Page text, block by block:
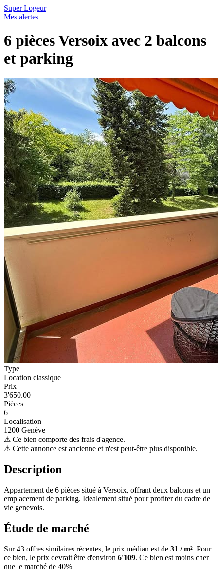
Super Logeur
Mes alertes
6 pièces Versoix avec 2 balcons
et parking
Type
Location classique
Prix
3'650.00
Pièces
6
Localisation
1200 Genève
⚠ Ce bien comporte des frais d'agence.
⚠ Cette annonce est ancienne et n'est peut-être plus disponible.
Description
Appartement de 6 pièces situé à Versoix, offrant deux balcons et un
emplacement de parking. Idéalement situé pour profiter du cadre de
vie genevois.
Étude de marché
Sur 43 offres similaires récentes, le prix médian est de 31 / m². Pour
ce bien, le prix devrait être d'environ 6'109. Ce bien est moins cher
que le marché de 40%.